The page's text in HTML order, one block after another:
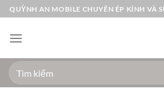
Bỏ
qua
nội
QUỲNH AN MOBILE CHUYÊN ÉP KÍNH VÀ
Tìm
kiếm: